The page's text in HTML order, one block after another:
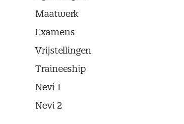
Maatwerk
Examens
Vrijstellingen
Traineeship
Nevi 1
Nevi 2